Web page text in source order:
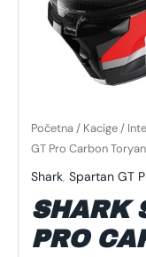
Početna / Kacige /
GT Pro Carbon
Shark, Spartan GT
SHARK
PRO